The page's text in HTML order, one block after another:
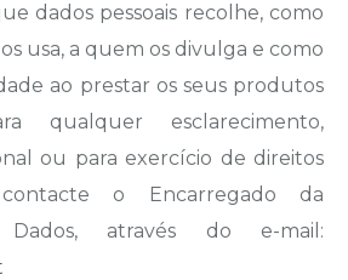
dados pessoais recolhe, como
usa, a quem os divulga e como
ao prestar os seus produtos
qualquer esclarecimento,
ou para exercício de direitos
o Encarregado da
através do e-mail: